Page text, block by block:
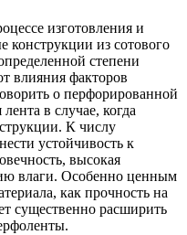
изготовления и
из сотового
степени
влияния факторов
о перфорированной
в случае, когда
К числу
устойчивость к
высокая
влаги. Особенно ценным
как прочность на
существенно расширить